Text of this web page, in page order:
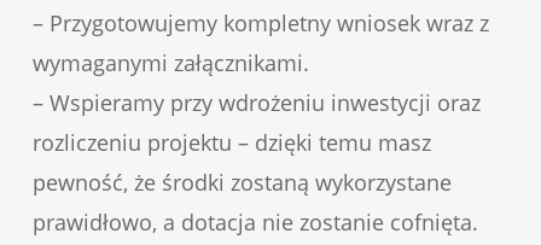
– Przygotowujemy kompletny wniosek wraz z
wymaganymi załącznikami.
– Wspieramy przy wdrożeniu inwestycji oraz
rozliczeniu projektu – dzięki temu masz
pewność, że środki zostaną wykorzystane
prawidłowo, a dotacja nie zostanie cofnięta.